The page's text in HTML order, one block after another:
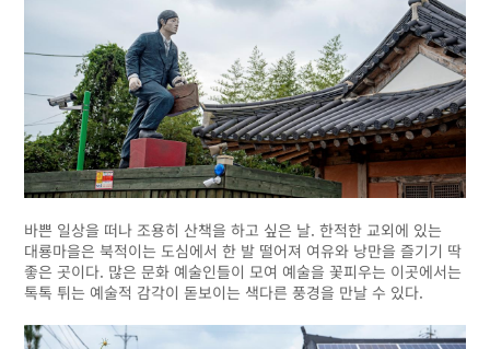
바쁜 일상을 떠나 조용히 산책을 하고 싶은 날. 한적한 교외에 있는
대룡마을은 북적이는 도심에서 한 발 떨어져 여유와 낭만을 즐기기 딱
좋은 곳이다. 많은 문화 예술인들이 모여 예술을 꽃피우는 이곳에서는
톡톡 튀는 예술적 감각이 돋보이는 색다른 풍경을 만날 수 있다.